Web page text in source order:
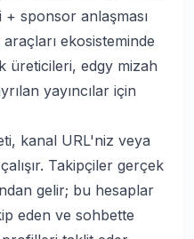
sponsor anlaşması
ekosisteminde
üreticileri, edgy mizah
yayıncılar için
kanal URL'niz veya
Takipçiler gerçek
gelir; bu hesaplar
eden ve sohbette